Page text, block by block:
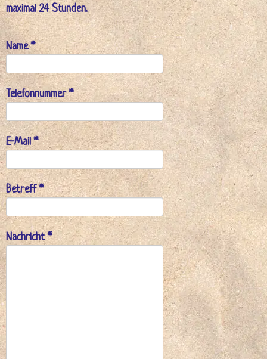
maximal 24 Stunden.
Name *
Telefonnummer *
E-Mail *
Betreff *
Nachricht *